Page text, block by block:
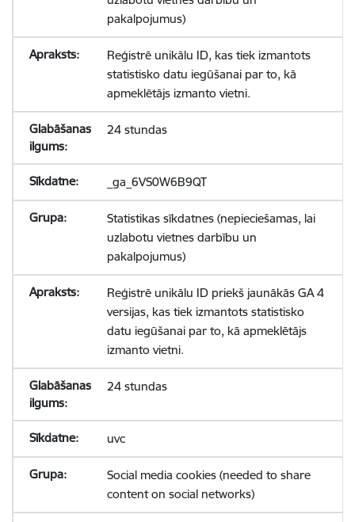
pakalpojumus)
Reģistrē unikālu ID, kas tiek izmantots
statistisko datu iegūšanai par to, kā
apmeklētājs izmanto vietni.
24 stundas
_ga_6VS0W6B9QT
Statistikas sīkdatnes (nepieciešamas, lai
uzlabotu vietnes darbību un
pakalpojumus)
Reģistrē unikālu ID priekš jaunākās GA 4
versijas, kas tiek izmantots statistisko
datu iegūšanai par to, kā apmeklētājs
izmanto vietni.
24 stundas
uvc
Social media cookies (needed to share
content on social networks)